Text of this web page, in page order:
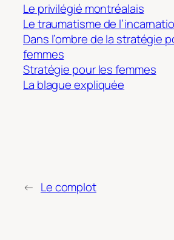
Le privilégié montréalais
Le traumatisme de
Dans l’ombre de la stratégie
femmes
Stratégie pour les femmes
La blague expliquée
← Le complot